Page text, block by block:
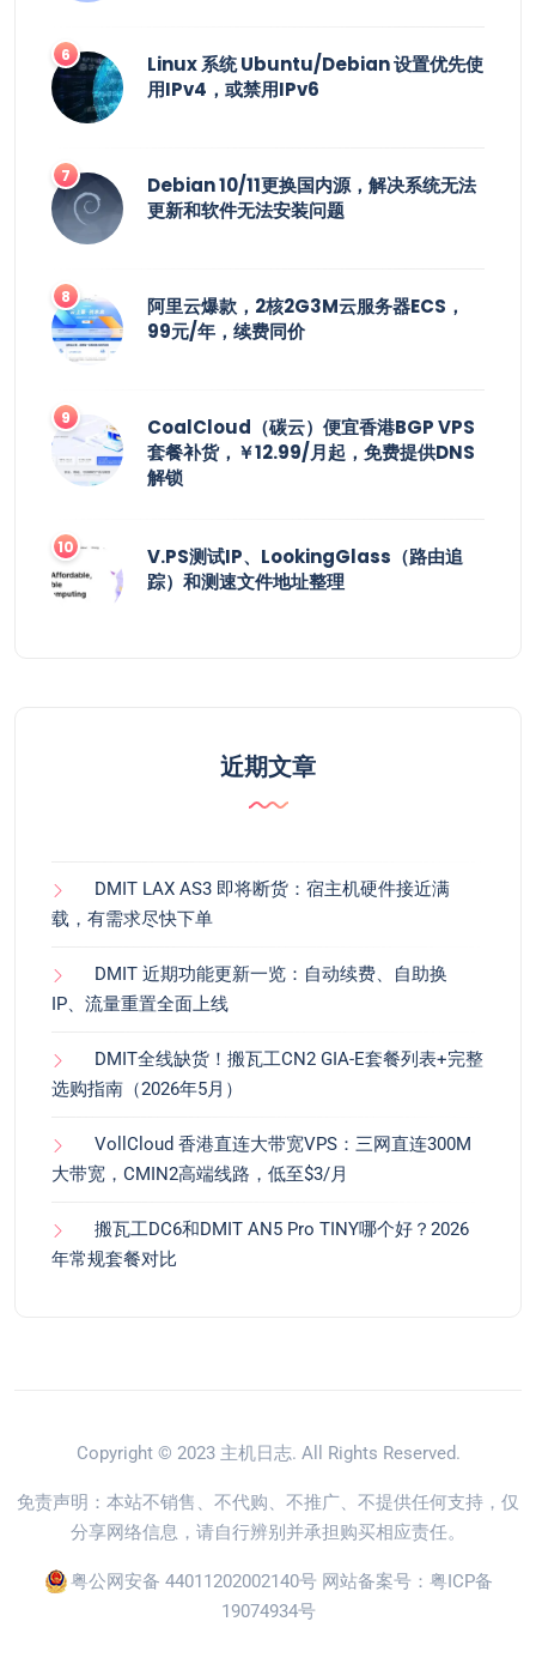
Linux 系统 Ubuntu/Debian 设置优先使
用IPv4，或禁用IPv6
Debian 10/11更换国内源，解决系统无法
更新和软件无法安装问题
阿里云爆款，2核2G3M云服务器ECS，
99元/年，续费同价
CoalCloud（碳云）便宜香港BGP VPS
套餐补货，￥12.99/月起，免费提供DNS
解锁
V.PS测试IP、LookingGlass（路由追
踪）和测速文件地址整理
近期文章
DMIT LAX AS3 即将断货：宿主机硬件接近满
载，有需求尽快下单
DMIT 近期功能更新一览：自动续费、自助换
IP、流量重置全面上线
DMIT全线缺货！搬瓦工CN2 GIA-E套餐列表+完整
选购指南（2026年5月）
VollCloud 香港直连大带宽VPS：三网直连300M
大带宽，CMIN2高端线路，低至$3/月
搬瓦工DC6和DMIT AN5 Pro TINY哪个好？2026
年常规套餐对比
Copyright © 2023 主机日志. All Rights Reserved.
免责声明：本站不销售、不代购、不推广、不提供任何支持，仅
分享网络信息，请自行辨别并承担购买相应责任。
粤公网安备 44011202002140号 网站备案号： 粤ICP备
19074934号